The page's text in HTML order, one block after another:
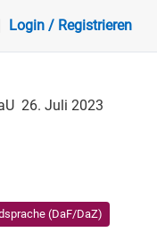
Login / Registrieren
26. Juli 2023
(DaF/DaZ)